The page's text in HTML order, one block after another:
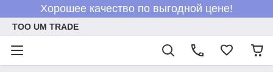
Хорошее качество по выгодной цене!
ТОО UM TRADE